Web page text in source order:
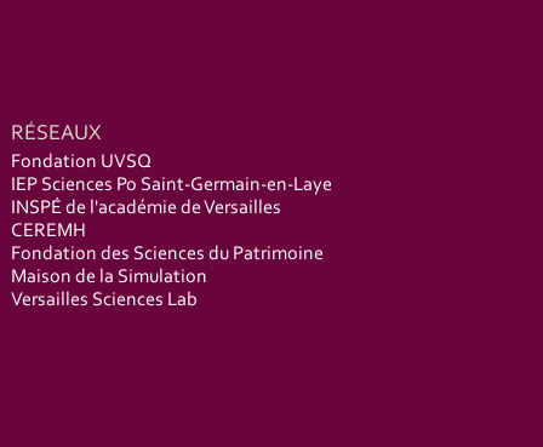
RÉSEAUX
Fondation UVSQ
IEP Sciences Po Saint-Germain-en-Laye
INSPÉ de l'académie de Versailles
CEREMH
Fondation des Sciences du Patrimoine
Maison de la Simulation
Versailles Sciences Lab